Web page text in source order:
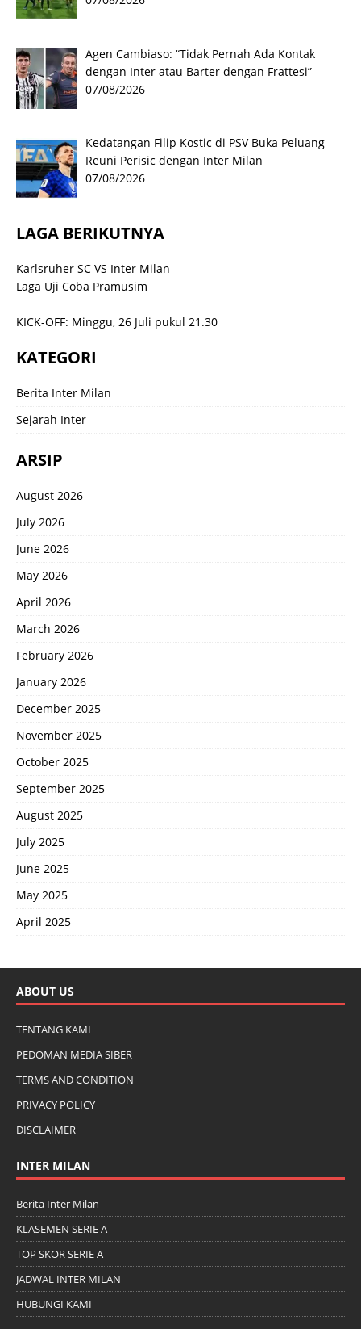
Agen Cambiaso: “Tidak Pernah Ada Kontak
dengan Inter atau Barter dengan Frattesi”
07/08/2026
Kedatangan Filip Kostic di PSV Buka Peluang
Reuni Perisic dengan Inter Milan
07/08/2026
LAGA BERIKUTNYA
Karlsruher SC VS Inter Milan
Laga Uji Coba Pramusim
KICK-OFF: Minggu, 26 Juli pukul 21.30
KATEGORI
Berita Inter Milan
Sejarah Inter
ARSIP
August 2026
July 2026
June 2026
May 2026
April 2026
March 2026
February 2026
January 2026
December 2025
November 2025
October 2025
September 2025
August 2025
July 2025
June 2025
May 2025
April 2025
ABOUT US
TENTANG KAMI
PEDOMAN MEDIA SIBER
TERMS AND CONDITION
PRIVACY POLICY
DISCLAIMER
INTER MILAN
Berita Inter Milan
KLASEMEN SERIE A
TOP SKOR SERIE A
JADWAL INTER MILAN
HUBUNGI KAMI